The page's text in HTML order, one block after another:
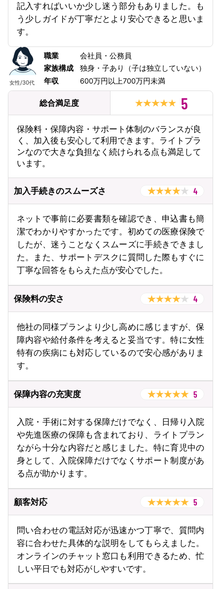
記入すればいいか少し迷う部分もありました。も
う少しガイドが丁寧だとより安心できると思いま
す。
女性/30代
職業
会社員・公務員
家族構成
独身・子あり（子は独立していない）
年収
600万円以上700万円未満
総合満足度 5
保険料・保障内容・サポート体制のバランスが良
く、加入後も安心して利用できます。ライトプラ
ンなので大きな負担なく続けられる点も満足して
います。
加入手続きのスムーズさ 4
ネットで事前に必要書類を確認でき、申込書も簡
潔でわかりやすかったです。初めての医療保険で
したが、迷うことなくスムーズに手続きできまし
た。また、サポートデスクに質問した際もすぐに
丁寧な回答をもらえた点が安心でした。
保険料の安さ 4
他社の同様プランより少し高めに感じますが、保
障内容や給付条件を考えると妥当です。特に女性
特有の疾病にも対応しているので安心感がありま
す。
保障内容の充実度 5
入院・手術に対する保障だけでなく、日帰り入院
や先進医療の保障も含まれており、ライトプラン
ながら十分な内容だと感じました。特に育児中の
身として、入院保障だけでなくサポート制度があ
る点が助かります。
顧客対応 5
問い合わせの電話対応が迅速かつ丁寧で、質問内
容に合わせた具体的な説明をしてもらえました。
オンラインのチャット窓口も利用できるため、忙
しい平日でも対応がしやすいです。